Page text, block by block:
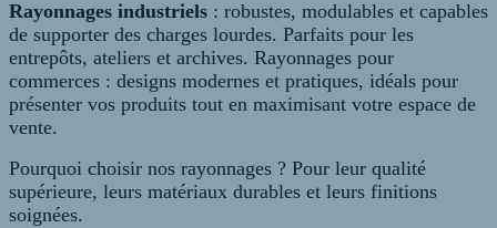
Rayonnages industriels : robustes, modulables et capables
de supporter des charges lourdes. Parfaits pour les
entrepôts, ateliers et archives. Rayonnages pour
commerces : designs modernes et pratiques, idéals pour
présenter vos produits tout en maximisant votre espace de
vente.
Pourquoi choisir nos rayonnages ? Pour leur qualité
supérieure, leurs matériaux durables et leurs finitions
soignées.